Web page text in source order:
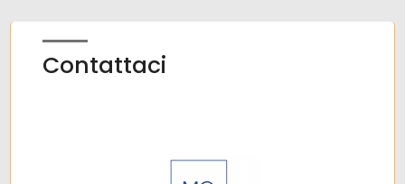
Contattaci